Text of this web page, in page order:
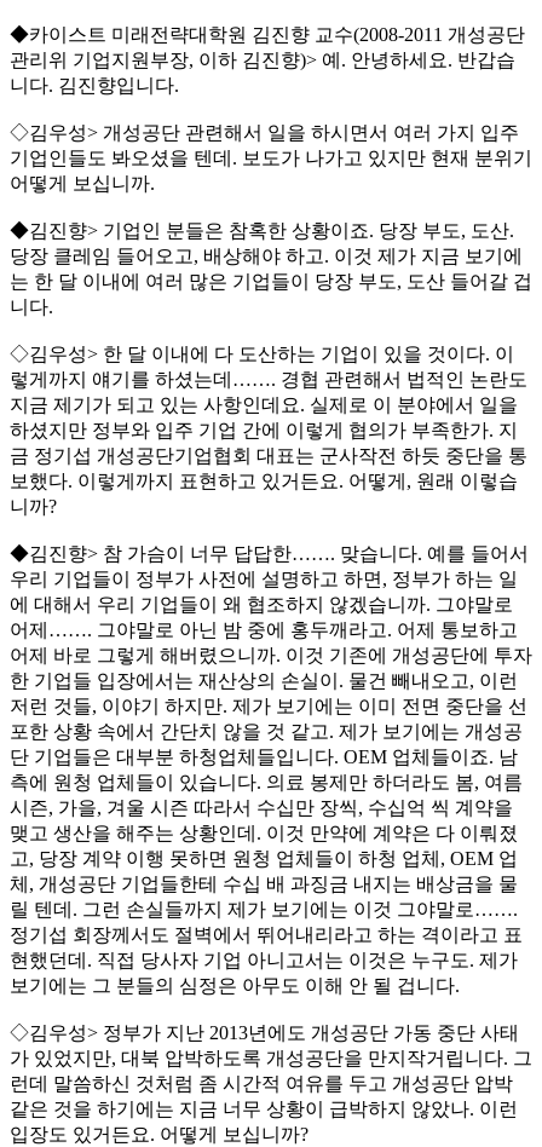
◆카이스트 미래전략대학원 김진향 교수(2008-2011 개성공단
관리위 기업지원부장, 이하 김진향)> 예. 안녕하세요. 반갑습
니다. 김진향입니다.
◇김우성> 개성공단 관련해서 일을 하시면서 여러 가지 입주
기업인들도 봐오셨을 텐데. 보도가 나가고 있지만 현재 분위기
어떻게 보십니까.
◆김진향> 기업인 분들은 참혹한 상황이죠. 당장 부도, 도산.
당장 클레임 들어오고, 배상해야 하고. 이것 제가 지금 보기에
는 한 달 이내에 여러 많은 기업들이 당장 부도, 도산 들어갈 겁
니다.
◇김우성> 한 달 이내에 다 도산하는 기업이 있을 것이다. 이
렇게까지 얘기를 하셨는데……. 경협 관련해서 법적인 논란도
지금 제기가 되고 있는 사항인데요. 실제로 이 분야에서 일을
하셨지만 정부와 입주 기업 간에 이렇게 협의가 부족한가. 지
금 정기섭 개성공단기업협회 대표는 군사작전 하듯 중단을 통
보했다. 이렇게까지 표현하고 있거든요. 어떻게, 원래 이렇습
니까?
◆김진향> 참 가슴이 너무 답답한……. 맞습니다. 예를 들어서
우리 기업들이 정부가 사전에 설명하고 하면, 정부가 하는 일
에 대해서 우리 기업들이 왜 협조하지 않겠습니까. 그야말로
어제……. 그야말로 아닌 밤 중에 홍두깨라고. 어제 통보하고
어제 바로 그렇게 해버렸으니까. 이것 기존에 개성공단에 투자
한 기업들 입장에서는 재산상의 손실이. 물건 빼내오고, 이런
저런 것들, 이야기 하지만. 제가 보기에는 이미 전면 중단을 선
포한 상황 속에서 간단치 않을 것 같고. 제가 보기에는 개성공
단 기업들은 대부분 하청업체들입니다. OEM 업체들이죠. 남
측에 원청 업체들이 있습니다. 의료 봉제만 하더라도 봄, 여름
시즌, 가을, 겨울 시즌 따라서 수십만 장씩, 수십억 씩 계약을
맺고 생산을 해주는 상황인데. 이것 만약에 계약은 다 이뤄졌
고, 당장 계약 이행 못하면 원청 업체들이 하청 업체, OEM 업
체, 개성공단 기업들한테 수십 배 과징금 내지는 배상금을 물
릴 텐데. 그런 손실들까지 제가 보기에는 이것 그야말로…….
정기섭 회장께서도 절벽에서 뛰어내리라고 하는 격이라고 표
현했던데. 직접 당사자 기업 아니고서는 이것은 누구도. 제가
보기에는 그 분들의 심정은 아무도 이해 안 될 겁니다.
◇김우성> 정부가 지난 2013년에도 개성공단 가동 중단 사태
가 있었지만, 대북 압박하도록 개성공단을 만지작거립니다. 그
런데 말씀하신 것처럼 좀 시간적 여유를 두고 개성공단 압박
같은 것을 하기에는 지금 너무 상황이 급박하지 않았나. 이런
입장도 있거든요. 어떻게 보십니까?